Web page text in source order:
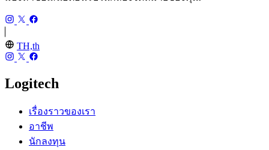
TH,th
Logitech
เรื่องราวของเรา
อาชีพ
นักลงทุน